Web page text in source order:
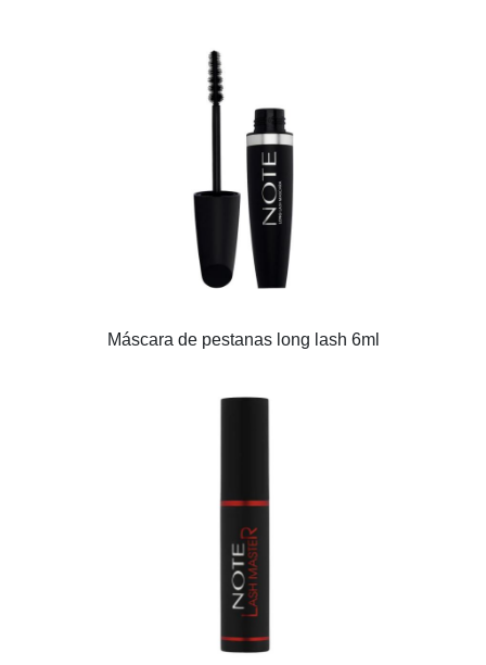
Máscara de pestanas long lash 6ml